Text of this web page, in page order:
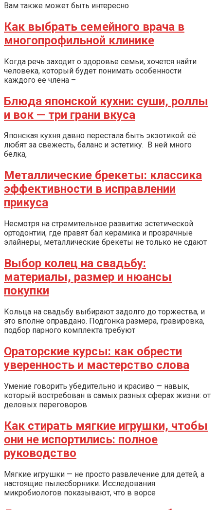
Вам также может быть интересно
Как выбрать семейного врача в
многопрофильной клинике
Когда речь заходит о здоровье семьи, хочется найти
человека, который будет понимать особенности
каждого ее члена –
Блюда японской кухни: суши, роллы
и вок — три грани вкуса
Японская кухня давно перестала быть экзотикой: её
любят за свежесть, баланс и эстетику. В ней много
белка,
Металлические брекеты: классика
эффективности в исправлении
прикуса
Несмотря на стремительное развитие эстетической
ортодонтии, где правят бал керамика и прозрачные
элайнеры, металлические брекеты не только не сдают
Выбор колец на свадьбу:
материалы, размер и нюансы
покупки
Кольца на свадьбу выбирают задолго до торжества, и
это вполне оправдано. Подгонка размера, гравировка,
подбор парного комплекта требуют
Ораторские курсы: как обрести
уверенность и мастерство слова
Умение говорить убедительно и красиво — навык,
который востребован в самых разных сферах жизни: от
деловых переговоров
Как стирать мягкие игрушки, чтобы
они не испортились: полное
руководство
Мягкие игрушки — не просто развлечение для детей, а
настоящие пылесборники. Исследования
микробиологов показывают, что в ворсе